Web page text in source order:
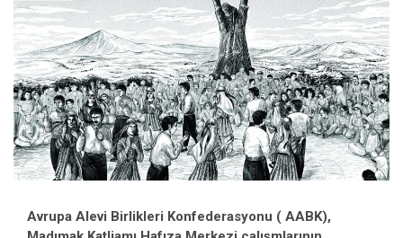
Avrupa Alevi Birlikleri Konfederasyonu ( AABK),